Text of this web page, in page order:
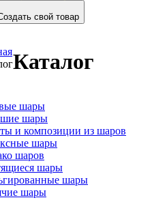
свой товар
Каталог
шары
шары
и композиции из шаров
шары
шаров
шары
шары
шары